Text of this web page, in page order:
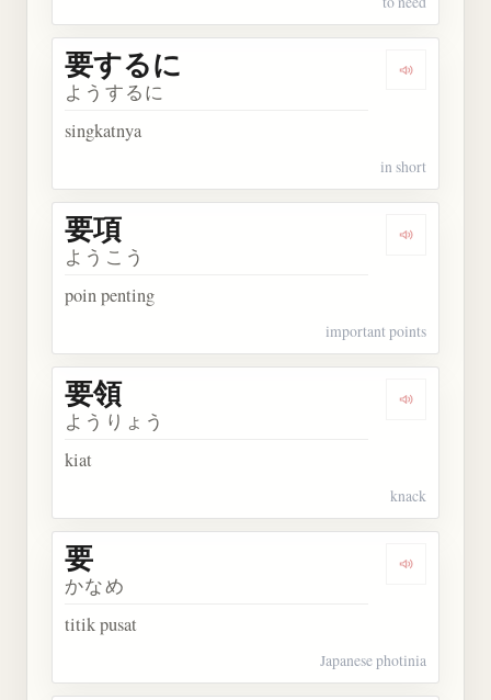
Dengarkan
要するに
ようするに
singkatnya
in short
Dengarkan
要項
ようこう
poin penting
important points
Dengarkan
要領
ようりょう
kiat
knack
Dengarkan
要
かなめ
titik pusat
Japanese photinia